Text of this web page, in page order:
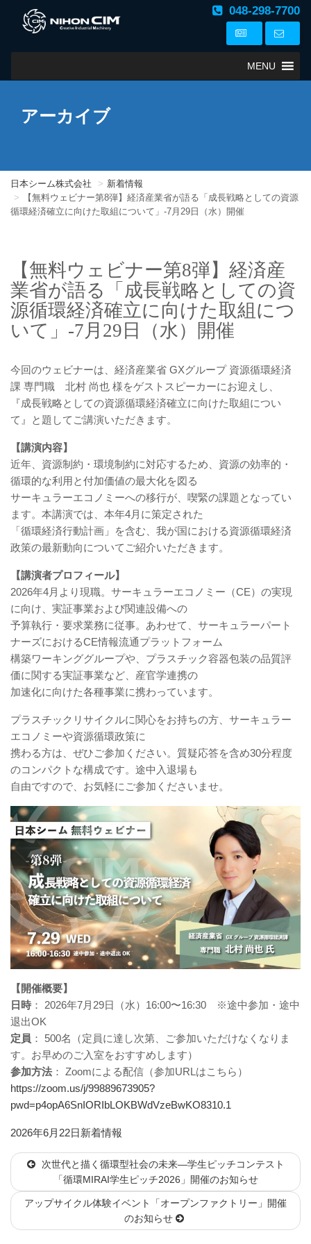
048-298-7700
MENU
アーカイブ
日本シーム株式会社
新着情報
【無料ウェビナー第8弾】経済産業省が語る「成長戦略としての資源
循環経済確立に向けた取組について」-7月29日（水）開催
【無料ウェビナー第8弾】経済産
業省が語る「成長戦略としての資
源循環経済確立に向けた取組につ
いて」-7月29日（水）開催
今回のウェビナーは、経済産業省 GXグループ 資源循環経済
課 専門職 北村 尚也 様をゲストスピーカーにお迎えし、
『成長戦略としての資源循環経済確立に向けた取組につい
て』と題してご講演いただきます。
【講演内容】
近年、資源制約・環境制約に対応するため、資源の効率的・
循環的な利用と付加価値の最大化を図る
サーキュラーエコノミーへの移行が、喫緊の課題となってい
ます。本講演では、本年4月に策定された
「循環経済行動計画」を含む、我が国における資源循環経済
政策の最新動向についてご紹介いただきます。
【講演者プロフィール】
2026年4月より現職。サーキュラーエコノミー（CE）の実現
に向け、実証事業および関連設備への
予算執行・要求業務に従事。あわせて、サーキュラーパート
ナーズにおけるCE情報流通プラットフォーム
構築ワーキンググループや、プラスチック容器包装の品質評
価に関する実証事業など、産官学連携の
加速化に向けた各種事業に携わっています。
プラスチックリサイクルに関心をお持ちの方、サーキュラー
エコノミーや資源循環政策に
携わる方は、ぜひご参加ください。質疑応答を含め30分程度
のコンパクトな構成です。途中入退場も
自由ですので、お気軽にご参加くださいませ。
【開催概要】
日時 ： 2026年7月29日（水）16:00〜16:30 ※途中参加・途中
退出OK
定員 ： 500名（定員に達し次第、ご参加いただけなくなりま
す。お早めのご入室をおすすめします）
参加方法 ： Zoomによる配信（参加URLはこちら）
https://zoom.us/j/99889673905?
pwd=p4opA6SnIORIbLOKBWdVzeBwKO8310.1
投
2026年6月22日カ
ゴ
リ
ー
新着情報
次世代と描く循環型社会の未来―学生ピッチコンテスト
「循環MIRAI学生ピッチ2026」開催のお知らせ
アップサイクル体験イベント「オープンファクトリー」開催
のお知らせ